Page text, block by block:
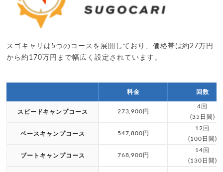
スゴキャリは5つのコースを展開しており、価格帯は約27万円
から約170万円まで幅広く設定されています。
料金 回数
スピードキャンプコース 273,900円
4回
(35日間)
ベースキャンプコース 547,800円
12回
(100日間)
ブートキャンプコース 768,900円
14回
(130日間)